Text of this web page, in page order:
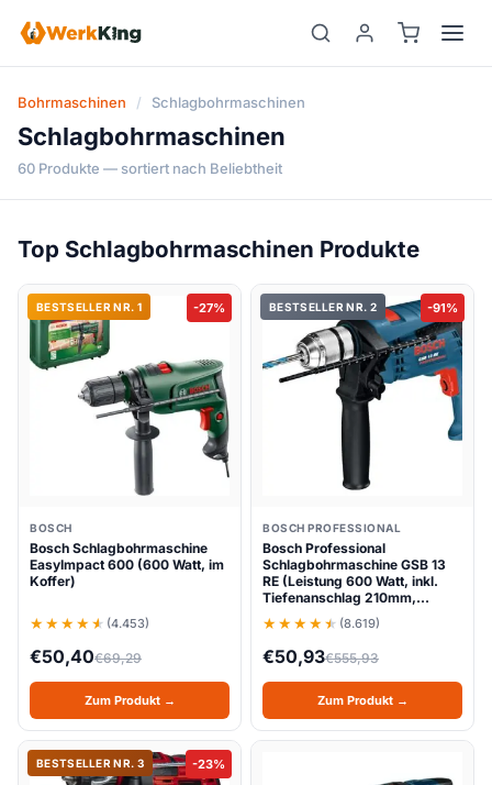
Inhalt
springen
Bohrmaschinen
/ Schlagbohrmaschinen
Schlagbohrmaschinen
60 Produkte — sortiert nach Beliebtheit
Top Schlagbohrmaschinen Produkte
BESTSELLER NR. 1 -27%
BOSCH
Bosch Schlagbohrmaschine
EasyImpact 600 (600 Watt, im
Koffer)
(4.453)
€50,40€69,29
Zum Produkt →
BESTSELLER NR. 2 -91%
BOSCH PROFESSIONAL
Bosch Professional
Schlagbohrmaschine GSB 13
RE (Leistung 600 Watt, inkl.
Tiefenanschlag 210mm,…
(8.619)
€50,93€555,93
Zum Produkt →
BESTSELLER NR. 3 -23%